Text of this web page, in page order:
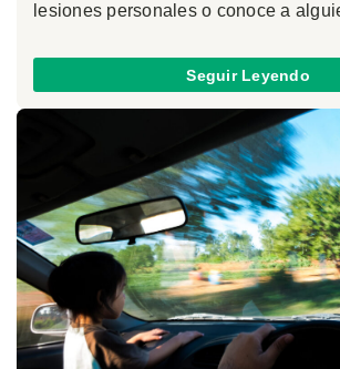
lesiones personales o conoce a
Seguir Leyendo